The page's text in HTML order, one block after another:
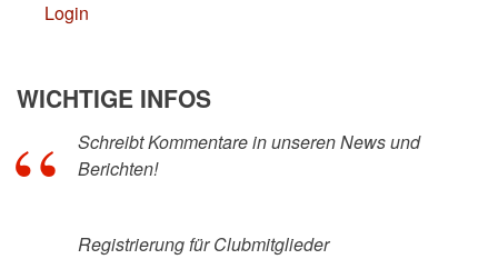
Login
WICHTIGE INFOS
Schreibt Kommentare in unseren News und
Berichten!
Registrierung für Clubmitglieder